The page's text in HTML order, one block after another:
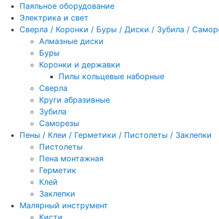
Паяльное оборудование
Электрика и свет
Сверла / Коронки / Буры / Диски / Зубила /
Алмазные диски
Буры
Коронки и державки
Пилы кольцевые наборные
Сверла
Круги абразивные
Зубила
Саморезы
Пены / Клеи / Герметики / Пистолеты / Заклепки
Пистолеты
Пена монтажная
Герметик
Клей
Заклепки
Малярный инструмент
Кисти